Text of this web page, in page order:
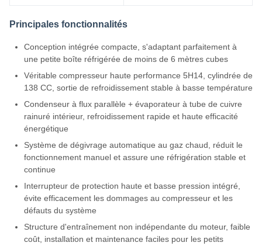
Principales fonctionnalités
Conception intégrée compacte, s'adaptant parfaitement à
une petite boîte réfrigérée de moins de 6 mètres cubes
Véritable compresseur haute performance 5H14, cylindrée de
138 CC, sortie de refroidissement stable à basse température
Condenseur à flux parallèle + évaporateur à tube de cuivre
rainuré intérieur, refroidissement rapide et haute efficacité
énergétique
Système de dégivrage automatique au gaz chaud, réduit le
fonctionnement manuel et assure une réfrigération stable et
continue
Interrupteur de protection haute et basse pression intégré,
évite efficacement les dommages au compresseur et les
défauts du système
Structure d'entraînement non indépendante du moteur, faible
coût, installation et maintenance faciles pour les petits